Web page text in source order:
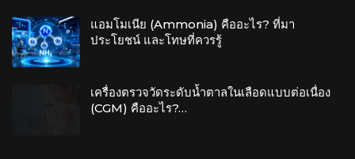
แอมโมเนีย (Ammonia) คืออะไร? ที่มา
ประโยชน์ และโทษที่ควรรู้
เครื่องตรวจวัดระดับน้ำตาลในเลือดแบบต่อเนื่อง
(CGM) คืออะไร?…